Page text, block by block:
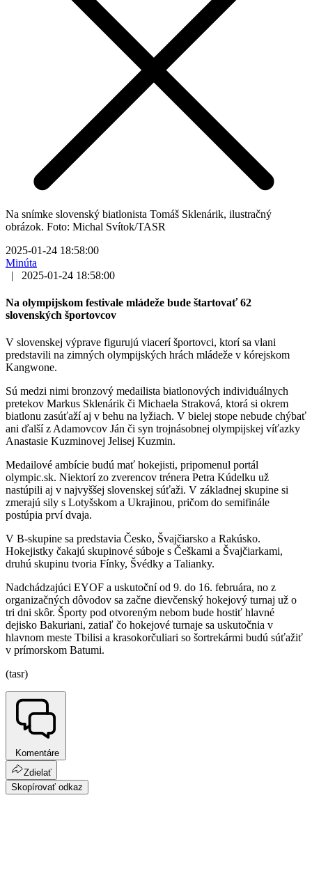
Na snímke slovenský biatlonista Tomáš Sklenárik, ilustračný
obrázok. Foto: Michal Svítok/TASR
2025-01-24 18:58:00
Minúta
|
2025-01-24 18:58:00
Na olympijskom festivale mládeže bude štartovať 62
slovenských športovcov
V slovenskej výprave figurujú viacerí športovci, ktorí sa vlani
predstavili na zimných olympijských hrách mládeže v kórejskom
Kangwone.
Sú medzi nimi bronzový medailista biatlonových individuálnych
pretekov Markus Sklenárik či Michaela Straková, ktorá si okrem
biatlonu zasúťaží aj v behu na lyžiach. V bielej stope nebude chýbať
ani ďalší z Adamovcov Ján či syn trojnásobnej olympijskej víťazky
Anastasie Kuzminovej Jelisej Kuzmin.
Medailové ambície budú mať hokejisti, pripomenul portál
olympic.sk. Niektorí zo zverencov trénera Petra Kúdelku už
nastúpili aj v najvyššej slovenskej súťaži. V základnej skupine si
zmerajú sily s Lotyšskom a Ukrajinou, pričom do semifinále
postúpia prví dvaja.
V B-skupine sa predstavia Česko, Švajčiarsko a Rakúsko.
Hokejistky čakajú skupinové súboje s Češkami a Švajčiarkami,
druhú skupinu tvoria Fínky, Švédky a Talianky.
Nadchádzajúci EYOF a uskutoční od 9. do 16. februára, no z
organizačných dôvodov sa začne dievčenský hokejový turnaj už o
tri dni skôr. Športy pod otvoreným nebom bude hostiť hlavné
dejisko Bakuriani, zatiaľ čo hokejové turnaje sa uskutočnia v
hlavnom meste Tbilisi a krasokorčuliari so šortrekármi budú súťažiť
v prímorskom Batumi.
(tasr)
Komentáre
Zdielať
Skopírovať odkaz